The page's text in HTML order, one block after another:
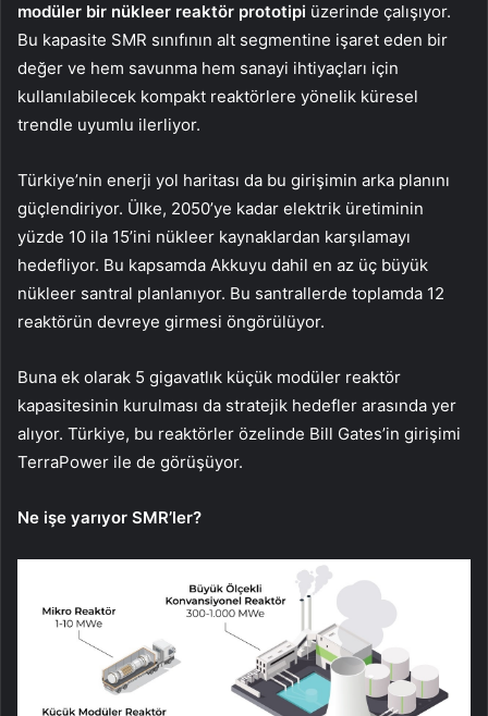
modüler bir nükleer reaktör prototipi üzerinde çalışıyor.
Bu kapasite SMR sınıfının alt segmentine işaret eden bir
değer ve hem savunma hem sanayi ihtiyaçları için
kullanılabilecek kompakt reaktörlere yönelik küresel
trendle uyumlu ilerliyor.
Türkiye’nin enerji yol haritası da bu girişimin arka planını
güçlendiriyor. Ülke, 2050’ye kadar elektrik üretiminin
yüzde 10 ila 15’ini nükleer kaynaklardan karşılamayı
hedefliyor. Bu kapsamda Akkuyu dahil en az üç büyük
nükleer santral planlanıyor. Bu santrallerde toplamda 12
reaktörün devreye girmesi öngörülüyor.
Buna ek olarak 5 gigavatlık küçük modüler reaktör
kapasitesinin kurulması da stratejik hedefler arasında yer
alıyor. Türkiye, bu reaktörler özelinde Bill Gates’in girişimi
TerraPower ile de görüşüyor.
Ne işe yarıyor SMR’ler?